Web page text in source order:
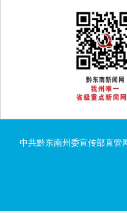
中共黔东南州委宣传部直管